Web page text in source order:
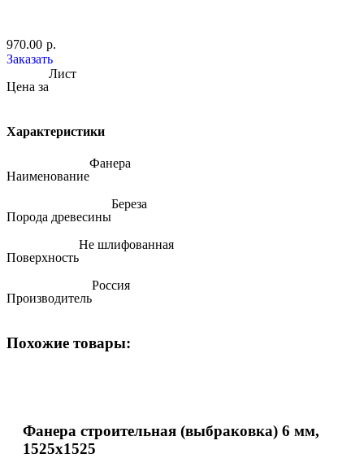
р.
970.00
Заказать
Цена за
Лист
Характеристики
Наименование
Фанера
Порода древесины
Береза
Поверхность
Не шлифованная
Производитель
Россия
Похожие товары:
Фанера строительная (выбраковка) 6 мм,
1525х1525